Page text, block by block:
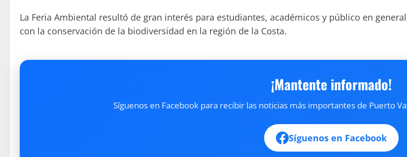
La Feria Ambiental resultó de gran interés para estudiantes, académicos y público en
con la conservación de la biodiversidad en la región de la Costa.
¡Mantente informado!
Síguenos en Facebook para recibir las noticias más importantes de Puerto
Síguenos en Facebook